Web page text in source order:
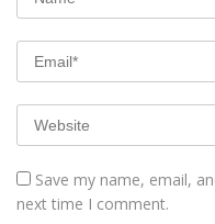
Save my name, email,
next time I comment.